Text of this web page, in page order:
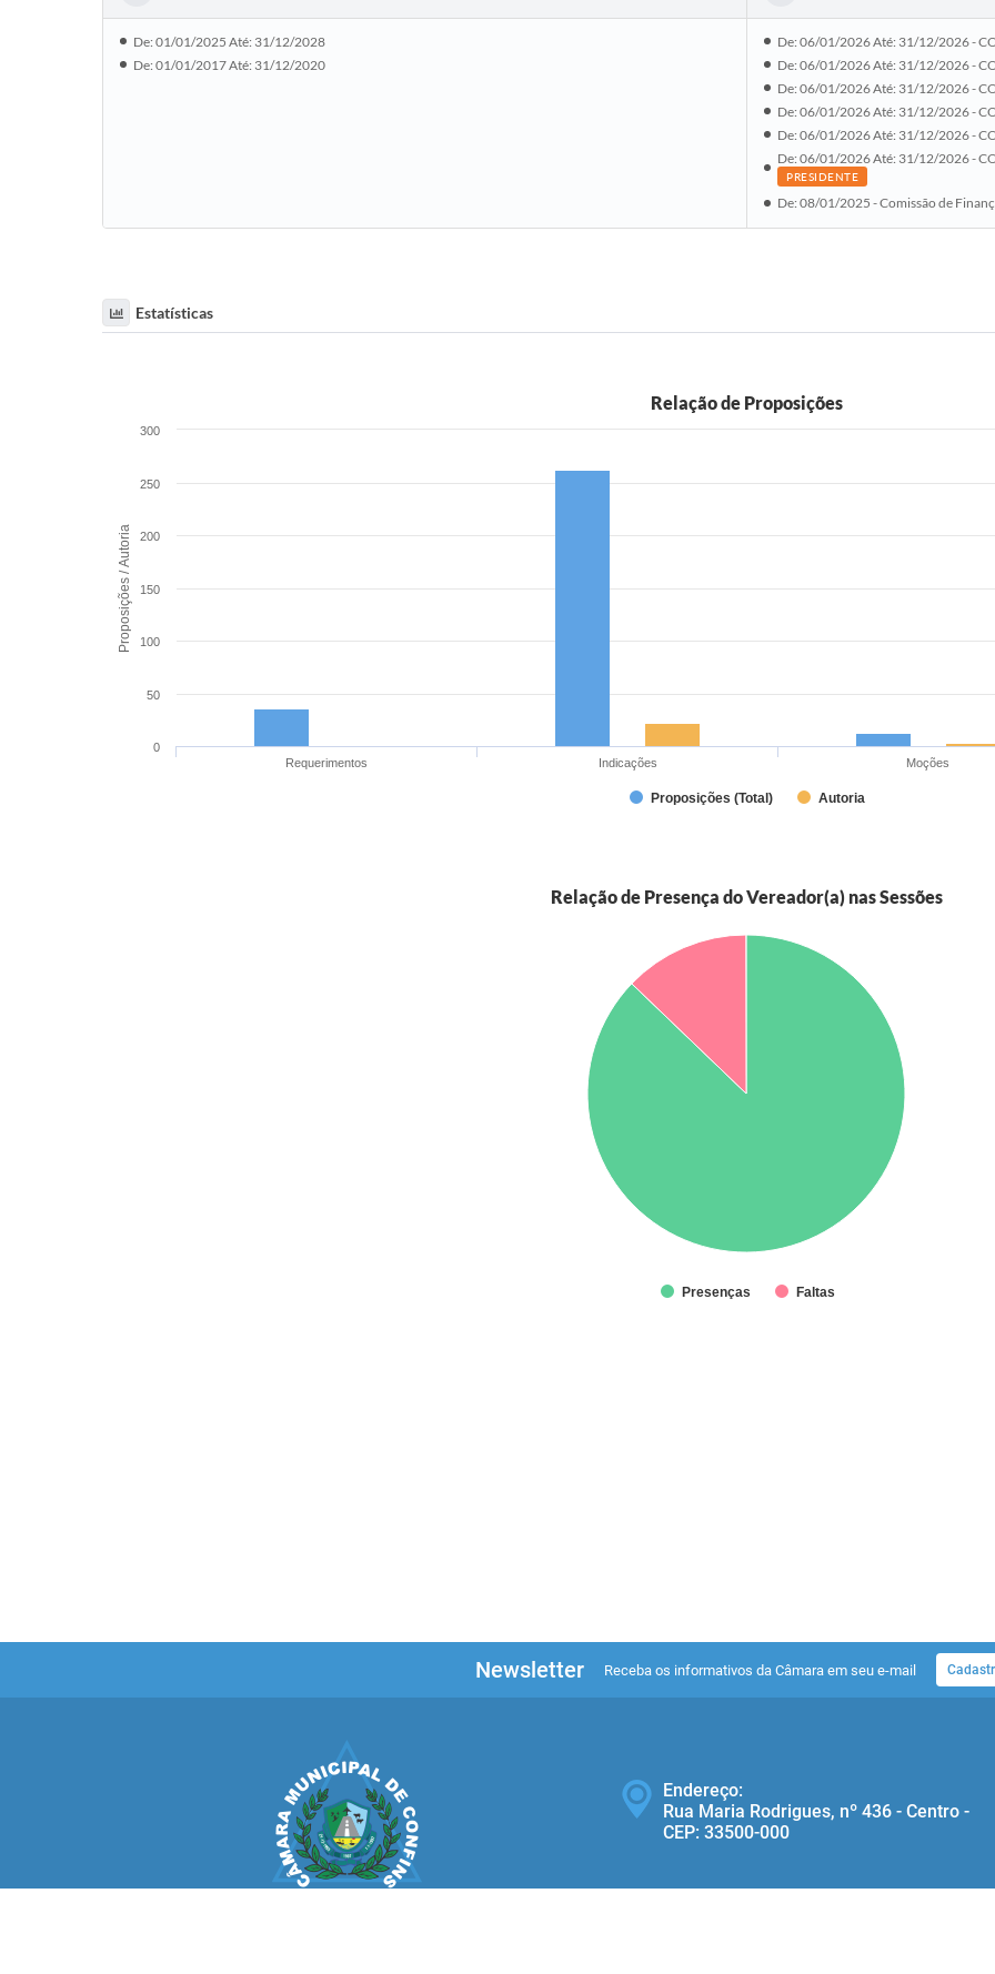
De: 01/01/2025 Até: 31/12/2028
De: 01/01/2017 Até: 31/12/2020
De: 06/01/2026 Até: 31/12/2026 -
De: 06/01/2026 Até: 31/12/2026 -
De: 06/01/2026 Até: 31/12/2026 -
De: 06/01/2026 Até: 31/12/2026 -
De: 06/01/2026 Até: 31/12/2026 -
De: 06/01/2026 Até: 31/12/2026 -
PRESIDENTE
De: 08/01/2025 - Comissão de
Estatísticas
Proposições / Autoria
Relação de Proposições
Proposições (Total) Autoria
Requerimentos Indicações Moções
0
50
100
150
200
250
300
Relação de Presença do Vereador(a) nas Sessões
Presenças Faltas
Newsletter Receba os informativos da Câmara em seu e-mail
Endereço:
Rua Maria Rodrigues, nº 436 - Centro -
CEP: 33500‐000